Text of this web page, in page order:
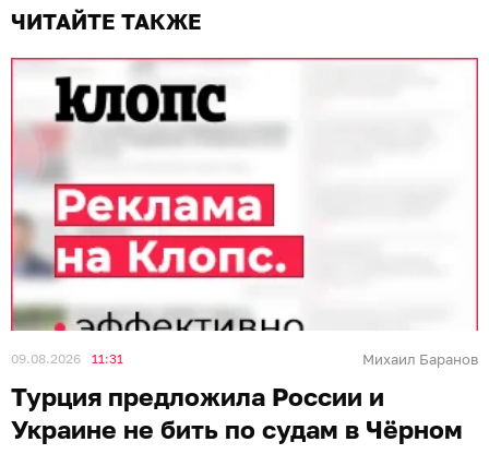
ЧИТАЙТЕ ТАКЖЕ
09.08.2026 11:31 Михаил Баранов
Турция предложила России и
Украине не бить по судам в Чёрном